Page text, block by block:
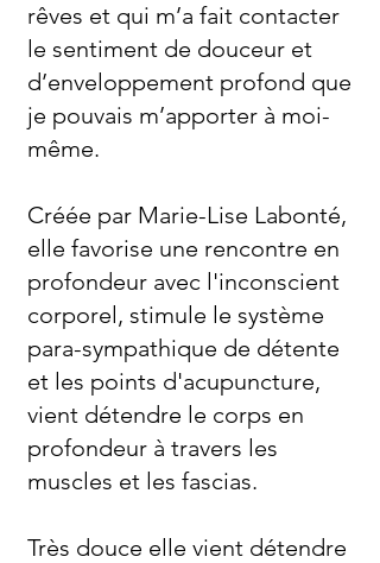
rêves et qui m’a fait contacter
le sentiment de douceur et
d’enveloppement profond que
je pouvais m’apporter à moi-
même.
Créée par Marie-Lise Labonté,
elle favorise une rencontre en
profondeur avec l'inconscient
corporel, stimule le système
para-sympathique de détente
et les points d'acupuncture,
vient détendre le corps en
profondeur à travers les
muscles et les fascias.
Très douce elle vient détendre